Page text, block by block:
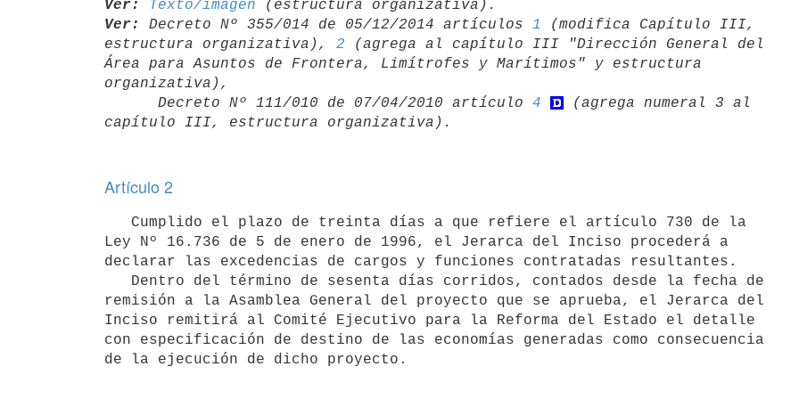
Ver: Texto/imagen
Ver:
Decreto Nº 355/014 de 05/12/2014 artículos 1
(modifica Capítulo III,
estructura organizativa), 2 (agrega al capítulo III "Dirección General del
Área para Asuntos de Frontera, Limítrofes y Marítimos" y estructura
organizativa),
      Decreto Nº 111/010 de 07/04/2010 artículo
4
(agrega numeral 3 al
Artículo 2
Ley Nº 16.736 de 5 de enero de 1996, el Jerarca del Inciso procederá a
declarar las excedencias de cargos y funciones contratadas resultantes.
remisión a la Asamblea General del proyecto que se aprueba, el Jerarca del
Inciso remitirá al Comité Ejecutivo para la Reforma del Estado el detalle
con especificación de destino de las economías generadas como consecuencia